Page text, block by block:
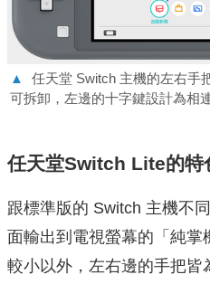
▲
任天堂 Switch 主機的左右手
可拆卸，左邊的十字鍵設計為相
任天堂Switch Lite的特
跟標準版的 Switch 主機不
面輸出到電視螢幕的「純掌
較小以外，左右邊的手把